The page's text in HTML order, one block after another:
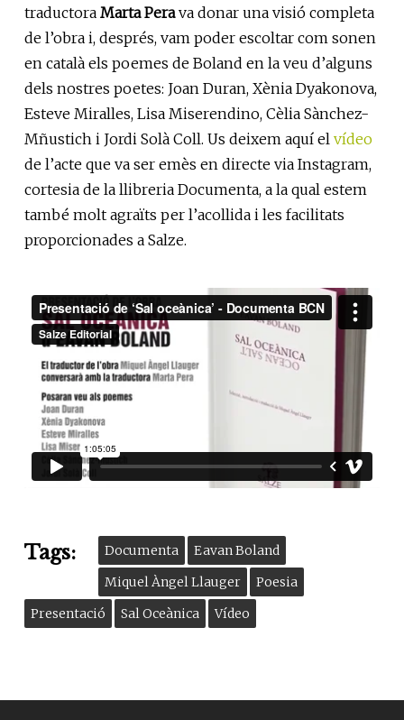
traductoraMarta Perava donar una visió completa
de l’obra i, després, vam poder escoltar com sonen
en català els poemes de Boland en la veu d’alguns
dels nostres poetes: Joan Duran, Xènia Dyakonova,
Esteve Miralles, Lisa Miserendino, Cèlia Sànchez-
Mñustich i Jordi Solà Coll. Us deixem aquí elvídeo
de l’acte que va ser emès en directe via Instagram,
cortesia de la llibreria Documenta, a la qual estem
també molt agraïts per l’acollida i les facilitats
proporcionades a Salze.
Tags: Documenta
Eavan Boland
Miquel Àngel Llauger
Poesia
Presentació
Sal Oceànica Vídeo